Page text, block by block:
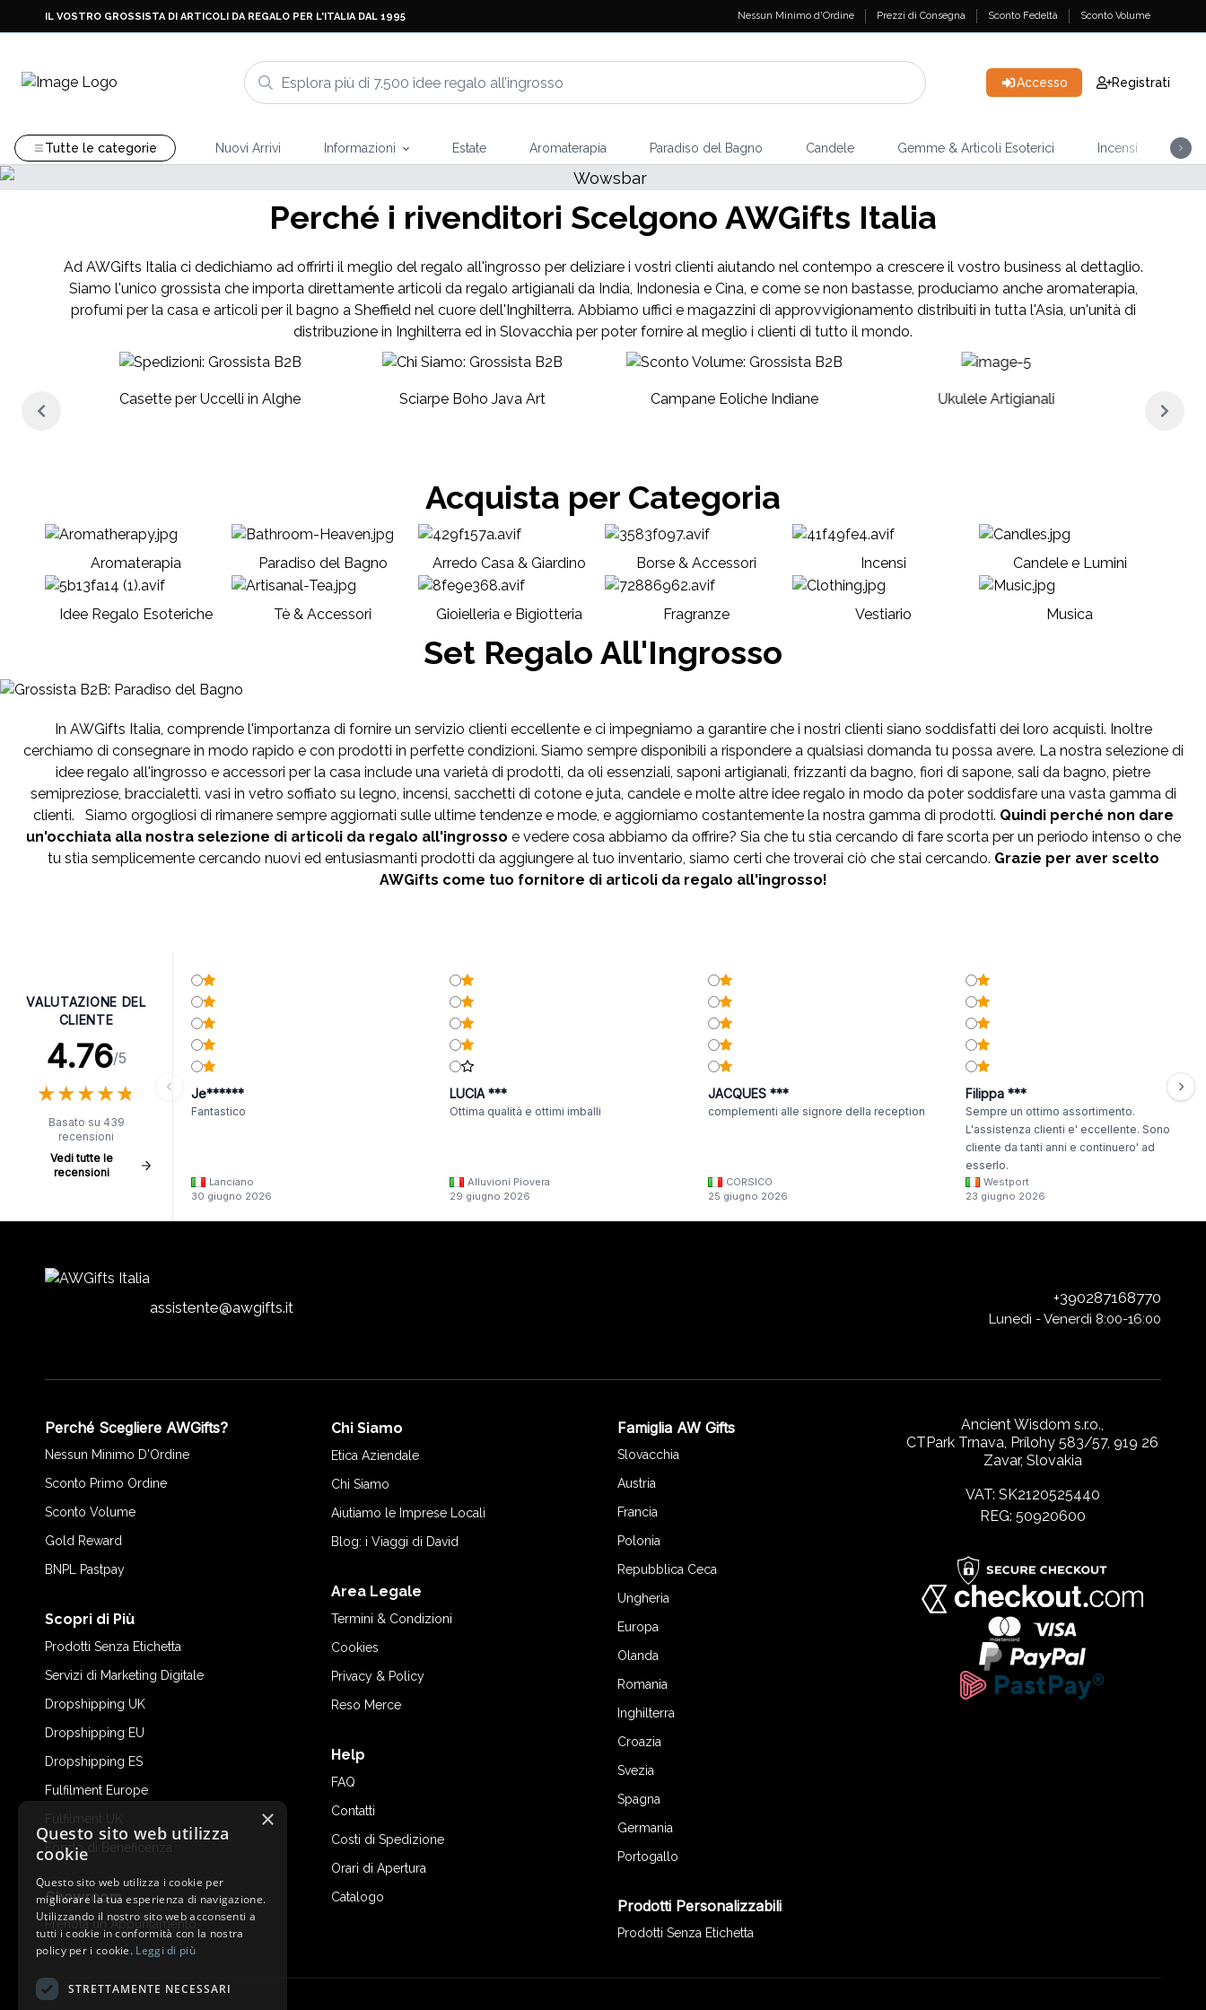
IL VOSTRO GROSSISTA DI ARTICOLI DA REGALO PER L'ITALIA DAL 1995 Nessun Minimo d'Ordine Prezzi di Consegna Sconto Fedeltà Sconto Volume
Accesso Registrati
Tutte le categorie Nuovi Arrivi Informazioni Estate Aromaterapia Paradiso del Bagno Candele Gemme & Articoli Esoterici Incensi
NUOVI
Bastoncini di Incenso Banjara Cristal
Perché i rivenditori Scelgono AWGifts Italia
Ad AWGifts Italia ci dedichiamo ad offrirti il meglio del regalo all'ingrosso per deliziare i vostri clienti aiutando nel contempo a crescere il vostro business al dettaglio.
Siamo l'unico grossista che importa direttamente articoli da regalo artigianali da India, Indonesia e Cina, e come se non bastasse, produciamo anche aromaterapia,
profumi per la casa e articoli per il bagno a Sheffield nel cuore dell'Inghilterra. Abbiamo uffici e magazzini di approvvigionamento distribuiti in tutta l'Asia, un'unità di
distribuzione in Inghilterra ed in Slovacchia per poter fornire al meglio i clienti di tutto il mondo.
Casette per Uccelli in Alghe Sciarpe Boho Java Art Campane Eoliche Indiane Ukulele Artigianali
Acquista per Categoria
Aromaterapia Paradiso del Bagno Arredo Casa & Giardino Borse & Accessori Incensi Candele e Lumini
Idee Regalo Esoteriche Tè & Accessori Gioielleria e Bigiotteria Fragranze Vestiario Musica
Set Regalo All'Ingrosso
In AWGifts Italia, comprende l'importanza di fornire un servizio clienti eccellente e ci impegniamo a garantire che i nostri clienti siano soddisfatti dei loro acquisti. Inoltre
cerchiamo di consegnare in modo rapido e con prodotti in perfette condizioni. Siamo sempre disponibili a rispondere a qualsiasi domanda tu possa avere. La nostra selezione di
idee regalo all'ingrosso e accessori per la casa include una varietà di prodotti, da oli essenziali, saponi artigianali, frizzanti da bagno, fiori di sapone, sali da bagno, pietre
semipreziose, braccialetti. vasi in vetro soffiato su legno, incensi, sacchetti di cotone e juta, candele e molte altre idee regalo in modo da poter soddisfare una vasta gamma di
clienti. Siamo orgogliosi di rimanere sempre aggiornati sulle ultime tendenze e mode, e aggiorniamo costantemente la nostra gamma di prodotti. Quindi perché non dare
un'occhiata alla nostra selezione di articoli da regalo all'ingrosso e vedere cosa abbiamo da offrire? Sia che tu stia cercando di fare scorta per un periodo intenso o che
tu stia semplicemente cercando nuovi ed entusiasmanti prodotti da aggiungere al tuo inventario, siamo certi che troverai ciò che stai cercando. Grazie per aver scelto
AWGifts come tuo fornitore di articoli da regalo all'ingrosso!
VALUTAZIONE DEL
CLIENTE
4.76/5
★★★★★
★★★★★
Basato su 439
recensioni
Vedi tutte le
recensioni
Je******
Fantastico
Lanciano
30 giugno 2026
LUCIA ***
Ottima qualità e ottimi imballi
Alluvioni Piovera
29 giugno 2026
JACQUES ***
complementi alle signore della reception
CORSICO
25 giugno 2026
Filippa ***
Sempre un ottimo assortimento.
L'assistenza clienti e' eccellente. Sono
cliente da tanti anni e continuero' ad
esserlo.
Westport
23 giugno 2026
assistente@awgifts.it
+390287168770
Lunedì - Venerdì 8:00-16:00
Perché Scegliere AWGifts?
Nessun Minimo D'Ordine
Sconto Primo Ordine
Sconto Volume
Gold Reward
BNPL Pastpay
Scopri di Più
Prodotti Senza Etichetta
Servizi di Marketing Digitale
Dropshipping UK
Dropshipping EU
Dropshipping ES
Fulfilment Europe
Fulfilment UK
Fondo di Beneficenza
Showroom
Prenota un Appuntamento
Chi Siamo
Etica Aziendale
Chi Siamo
Aiutiamo le Imprese Locali
Blog: i Viaggi di David
Area Legale
Termini & Condizioni
Cookies
Privacy & Policy
Reso Merce
Help
FAQ
Contatti
Costi di Spedizione
Orari di Apertura
Catalogo
Famiglia AW Gifts
Slovacchia
Austria
Francia
Polonia
Repubblica Ceca
Ungheria
Europa
Olanda
Romania
Inghilterra
Croazia
Svezia
Spagna
Germania
Portogallo
Prodotti Personalizzabili
Prodotti Senza Etichetta
Ancient Wisdom s.r.o.,
CTPark Trnava, Prílohy 583/57, 919 26
Zavar, Slovakia
VAT: SK2120525440
REG: 50920600
×
Questo sito web utilizza
cookie
Questo sito web utilizza i cookie per
migliorare la tua esperienza di navigazione.
Utilizzando il nostro sito web acconsenti a
tutti i cookie in conformità con la nostra
policy per i cookie. Leggi di più
STRETTAMENTE NECESSARI